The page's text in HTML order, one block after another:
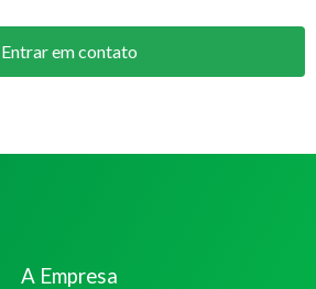
Entrar em contato
A Empresa